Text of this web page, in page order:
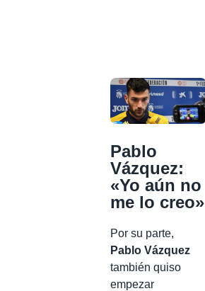
Pablo
Vázquez:
«Yo aún no
me lo creo»
Por su parte,
Pablo Vázquez
también quiso
empezar